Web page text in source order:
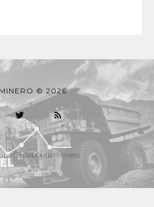
© 2026.
Oficial OutletMinero